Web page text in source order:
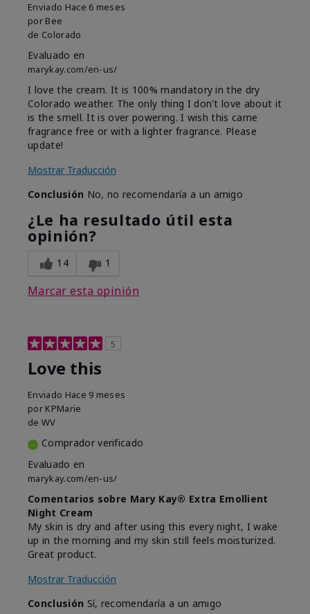
Enviado Hace 6 meses
por Bee
de Colorado
Evaluado en
marykay.com/en-us/
I love the cream. It is 100% mandatory in the dry
Colorado weather. The only thing I don't love about it
is the smell. It is over powering. I wish this came
fragrance free or with a lighter fragrance. Please
update!
Mostrar Traducción
Conclusión No, no recomendaría a un amigo
¿Le ha resultado útil esta
opinión?
14 1
Marcar esta opinión
5
Love this
Enviado Hace 9 meses
por KPMarie
de WV
Comprador verificado
Evaluado en
marykay.com/en-us/
Comentarios sobre Mary Kay® Extra Emollient
Night Cream
My skin is dry and after using this every night, I wake
up in the morning and my skin still feels moisturized.
Great product.
Mostrar Traducción
Conclusión Sí, recomendaría a un amigo